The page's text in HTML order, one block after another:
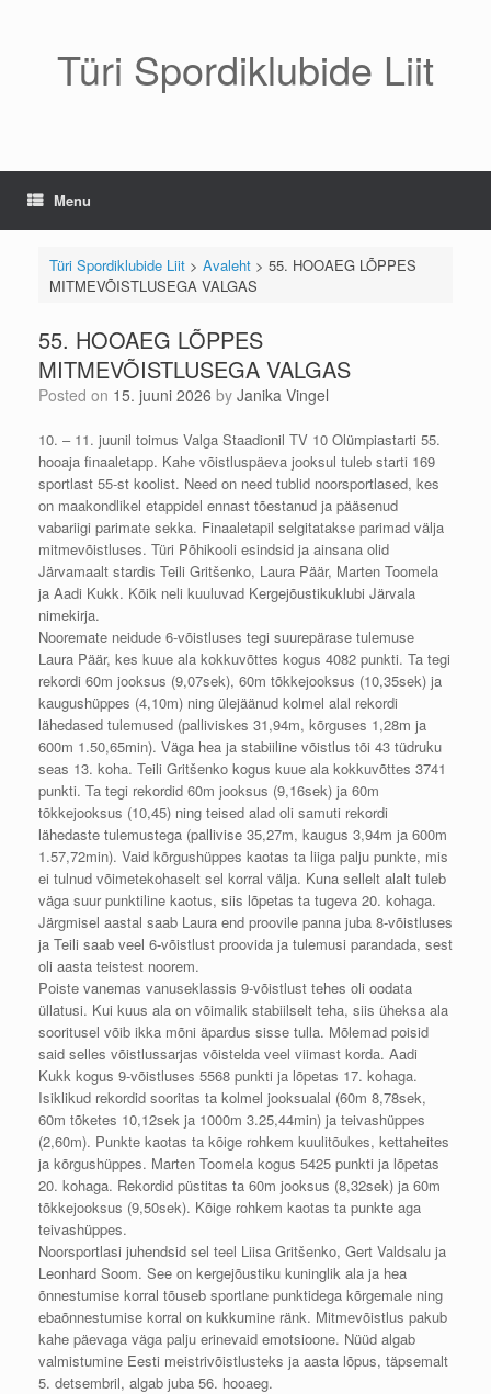
Türi Spordiklubide Liit
Menu
Türi Spordiklubide Liit> Avaleht> 55. HOOAEG LÕPPES
MITMEVÕISTLUSEGA VALGAS
55. HOOAEG LÕPPES
MITMEVÕISTLUSEGA VALGAS
Posted on 15. juuni 2026 by Janika Vingel
10. – 11. juunil toimus Valga Staadionil TV 10 Olümpiastarti 55.
hooaja finaaletapp. Kahe võistluspäeva jooksul tuleb starti 169
sportlast 55-st koolist. Need on need tublid noorsportlased, kes
on maakondlikel etappidel ennast tõestanud ja pääsenud
vabariigi parimate sekka. Finaaletapil selgitatakse parimad välja
mitmevõistluses. Türi Põhikooli esindsid ja ainsana olid
Järvamaalt stardis Teili Gritšenko, Laura Päär, Marten Toomela
ja Aadi Kukk. Kõik neli kuuluvad Kergejõustikuklubi Järvala
nimekirja.
Nooremate neidude 6-võistluses tegi suurepärase tulemuse
Laura Päär, kes kuue ala kokkuvõttes kogus 4082 punkti. Ta tegi
rekordi 60m jooksus (9,07sek), 60m tõkkejooksus (10,35sek) ja
kaugushüppes (4,10m) ning ülejäänud kolmel alal rekordi
lähedased tulemused (palliviskes 31,94m, kõrguses 1,28m ja
600m 1.50,65min). Väga hea ja stabiiline võistlus tõi 43 tüdruku
seas 13. koha. Teili Gritšenko kogus kuue ala kokkuvõttes 3741
punkti. Ta tegi rekordid 60m jooksus (9,16sek) ja 60m
tõkkejooksus (10,45) ning teised alad oli samuti rekordi
lähedaste tulemustega (pallivise 35,27m, kaugus 3,94m ja 600m
1.57,72min). Vaid kõrgushüppes kaotas ta liiga palju punkte, mis
ei tulnud võimetekohaselt sel korral välja. Kuna sellelt alalt tuleb
väga suur punktiline kaotus, siis lõpetas ta tugeva 20. kohaga.
Järgmisel aastal saab Laura end proovile panna juba 8-võistluses
ja Teili saab veel 6-võistlust proovida ja tulemusi parandada, sest
oli aasta teistest noorem.
Poiste vanemas vanuseklassis 9-võistlust tehes oli oodata
üllatusi. Kui kuus ala on võimalik stabiilselt teha, siis üheksa ala
sooritusel võib ikka mõni äpardus sisse tulla. Mõlemad poisid
said selles võistlussarjas võistelda veel viimast korda. Aadi
Kukk kogus 9-võistluses 5568 punkti ja lõpetas 17. kohaga.
Isiklikud rekordid sooritas ta kolmel jooksualal (60m 8,78sek,
60m tõketes 10,12sek ja 1000m 3.25,44min) ja teivashüppes
(2,60m). Punkte kaotas ta kõige rohkem kuulitõukes, kettaheites
ja kõrgushüppes. Marten Toomela kogus 5425 punkti ja lõpetas
20. kohaga. Rekordid püstitas ta 60m jooksus (8,32sek) ja 60m
tõkkejooksus (9,50sek). Kõige rohkem kaotas ta punkte aga
teivashüppes.
Noorsportlasi juhendsid sel teel Liisa Gritšenko, Gert Valdsalu ja
Leonhard Soom. See on kergejõustiku kuninglik ala ja hea
õnnestumise korral tõuseb sportlane punktidega kõrgemale ning
ebaõnnestumise korral on kukkumine ränk. Mitmevõistlus pakub
kahe päevaga väga palju erinevaid emotsioone. Nüüd algab
valmistumine Eesti meistrivõistlusteks ja aasta lõpus, täpsemalt
5. detsembril, algab juba 56. hooaeg.